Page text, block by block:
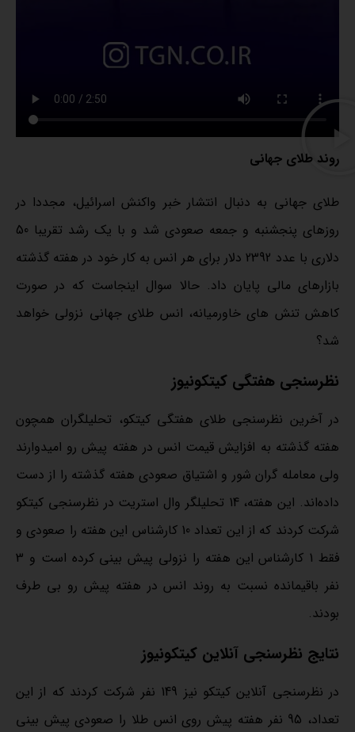
روند طلای جهانی
طلای جهانی به دنبال انتشار خبر واکنش اسرائیل، مجددا در
روزهای پنجشنبه و جمعه صعودی شد و با یک رشد تقریبا 50
دلاری با عدد 2392 دلار برای هر انس به کار خود در هفته گذشته
بازارهای مالی پایان داد. حالا سوال اینجاست که در صورت
کاهش تنش های خاورمیانه، انس طلای جهانی نزولی خواهد
شد؟
نظرسنجی هفتگی کیتکونیوز
در آخرین نظرسنجی طلای هفتگی کیتکو، تحلیلگران همچون
هفته گذشته به افزایش قیمت انس در هفته پیش رو امیدوارند
ولی معامله گران شور و اشتیاق صعودی هفته گذشته را از دست
داده‌اند. این هفته، 14 تحلیلگر وال استریت در نظرسنجی کیتکو
شرکت کردند که از این تعداد 10 کارشناس این هفته را صعودی و
فقط 1 کارشناس این هفته را نزولی پیش بینی کرده است و 3
نفر باقیمانده نسبت به روند انس در هفته پیش رو بی طرف
بودند.
نتایج نظرسنجی آنلاین کیتکونیوز
در نظرسنجی آنلاین کیتکو نیز 149 نفر شرکت کردند که از این
تعداد، 95 نفر هفته پیش روی انس طلا را صعودی پیش بینی